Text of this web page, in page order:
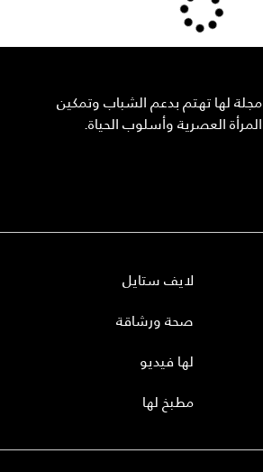
مجلة لها تهتم بدعم الشباب وتمكين
المرأة العصرية وأسلوب الحياة.
لايف ستايل
صحة ورشاقة
لها فيديو
مطبخ لها